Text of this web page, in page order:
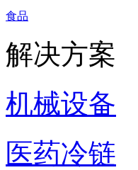
食品
解决方案
机械设备
医药冷链